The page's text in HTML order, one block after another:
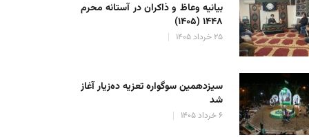
بیانیه وعاظ و ذاکران در آستانه محرم
۱۴۴۸ (۱۴۰۵)
۲۵ خرداد ۱۴۰۵
سیزدهمین سوگواره تعزیه ده‌زیار آغاز
شد
۶ خرداد ۱۴۰۵